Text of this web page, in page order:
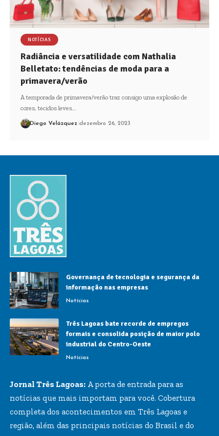
NOTÍCIAS
Radiância e versatilidade com Nathalia
Belletato: tendências de moda para a
primavera/verão
A temporada de primavera/verão traz consigo uma explosão de
cores, tecidos leves…
Diego Velázquez dezembro 26, 2023
Governança de tecnologia e segurança da
informação nas empresas
Notícias
Três Lagoas bate recorde de empregos
formais e consolida posição de maior polo
industrial do Centro-Oeste
Notícias
Jornal Três Lagoas: A porta de entrada para as
notícias que mais importam para você. Cobertura
completa dos acontecimentos em Três Lagoas e
região, além das principais notícias do Brasil e do